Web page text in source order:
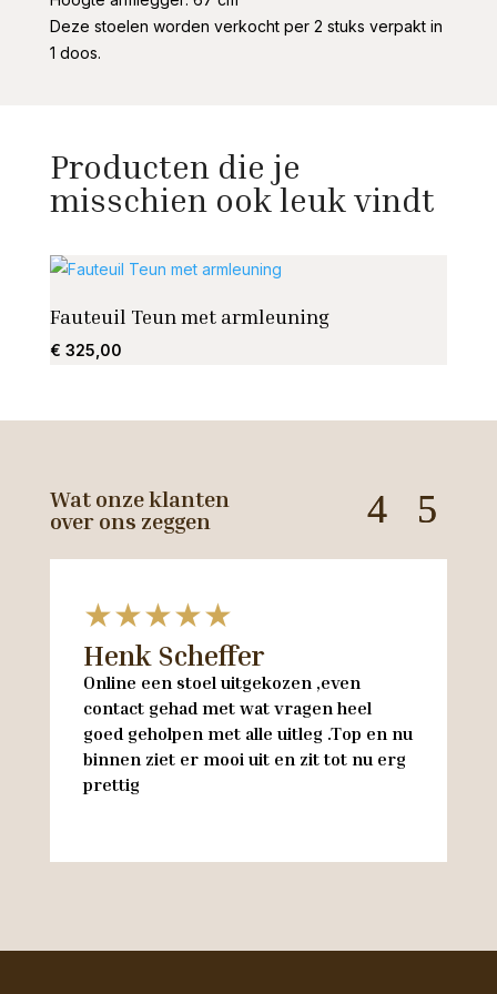
Deze stoelen worden verkocht per 2 stuks verpakt in
1 doos.
Producten die je
misschien ook leuk vindt
Fauteuil Teun met armleuning
€ 325,00
Wat onze klanten
over ons zeggen
★★★★★
Henk Scheffer
Online een stoel uitgekozen ,even
contact gehad met wat vragen heel
goed geholpen met alle uitleg .Top en nu
binnen ziet er mooi uit en zit tot nu erg
prettig